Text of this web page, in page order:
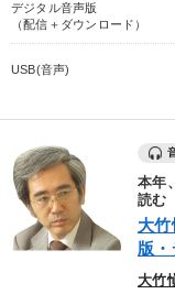
デジタル音声版
（配信＋ダウンロード）
USB(音声)
本年
読む
大
版
大竹